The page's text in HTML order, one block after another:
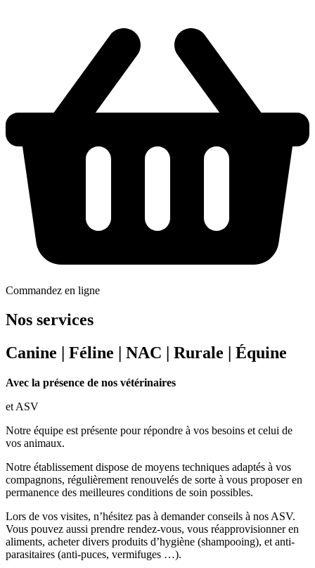
Commandez en ligne
Nos services
Canine | Féline | NAC | Rurale | Équine
Avec la présence de nos vétérinaires
et ASV
Notre équipe est présente pour répondre à vos besoins et celui de
vos animaux.
Notre établissement dispose de moyens techniques adaptés à vos
compagnons, régulièrement renouvelés de sorte à vous proposer en
permanence des meilleures conditions de soin possibles.
Lors de vos visites, n’hésitez pas à demander conseils à nos ASV.
Vous pouvez aussi prendre rendez-vous, vous réapprovisionner en
aliments, acheter divers produits d’hygiène (shampooing), et anti-
parasitaires (anti-puces, vermifuges …).